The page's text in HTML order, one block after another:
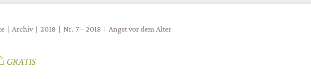
Archiv 2018 Nr. 7 – 2018 Angst vor dem Alter